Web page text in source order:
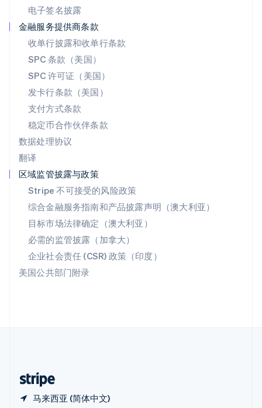
电子签名披露
金融服务提供商条款
收单行披露和收单行条款
SPC 条款（美国）
SPC 许可证（美国）
发卡行条款（美国）
支付方式条款
稳定币合作伙伴条款
数据处理协议
翻译
区域监管披露与政策
Stripe 不可接受的风险政策
综合金融服务指南和产品披露声明（澳大利亚）
目标市场法律确定（澳大利亚）
必需的监管披露（加拿大）
企业社会责任 (CSR) 政策（印度）
美国公共部门附录
马来西亚 (简体中文)
DeutschFrançais
塞浦路斯
English
斯洛伐克
English
斯洛文尼亚
泰国
ไทยEnglish
希腊
English
西班牙
新加坡
新西兰
English
匈牙利
English
意大利
ItalianoEnglish
English